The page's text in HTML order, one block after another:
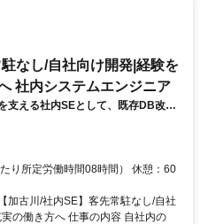
なし/自社向け開発|経験を
社内システムエンジニア
支える社内SEとして、既存DB改
応を担当。現場の業務改善に腰を据
会社の定める範囲
り所定労働時間08時間） 休憩：60
加古川/社内SE】客先常駐なし/自社
の働き方へ 仕事の内容 自社内の